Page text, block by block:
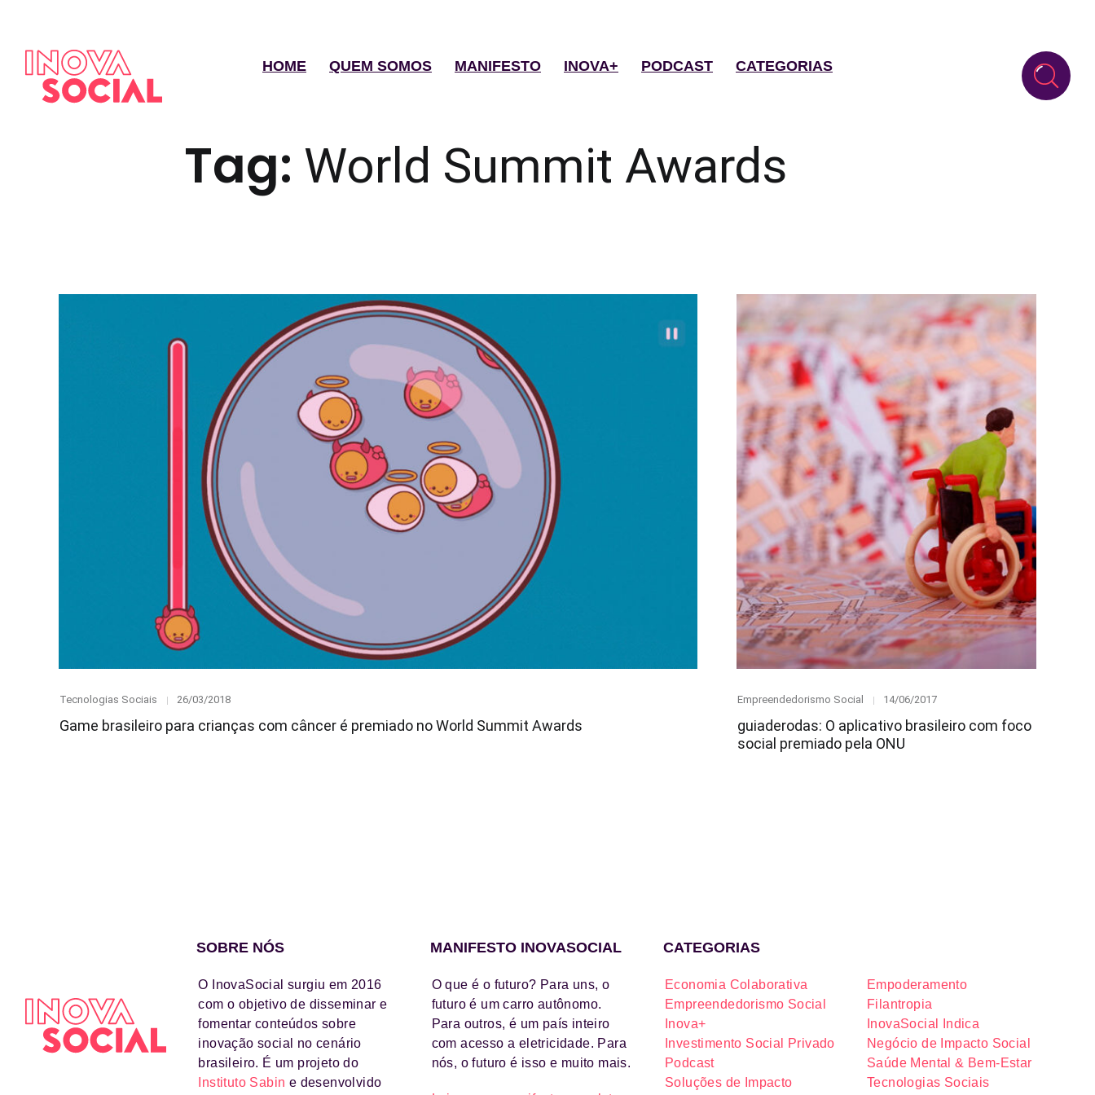
HOME QUEM SOMOS MANIFESTO INOVA+ PODCAST CATEGORIAS
Tag: World Summit Awards
Category
Tecnologias Sociais
Posted
26/03/2018
Game brasileiro para crianças com câncer é premiado no World Summit Awards
Category
Empreendedorismo Social
Posted
14/06/2017
guiaderodas: O aplicativo brasileiro com foco
social premiado pela ONU
SOBRE NÓS
O InovaSocial surgiu em 2016
com o objetivo de disseminar e
fomentar conteúdos sobre
inovação social no cenário
brasileiro. É um projeto do
Instituto Sabin e desenvolvido
MANIFESTO INOVASOCIAL
O que é o futuro? Para uns, o
futuro é um carro autônomo.
Para outros, é um país inteiro
com acesso a eletricidade. Para
nós, o futuro é isso e muito mais.
CATEGORIAS
Economia Colaborativa
Empoderamento
Empreendedorismo Social
Filantropia
Inova+
InovaSocial Indica
Investimento Social Privado
Negócio de Impacto Social
Podcast
Saúde Mental & Bem-Estar
Soluções de Impacto
Tecnologias Sociais